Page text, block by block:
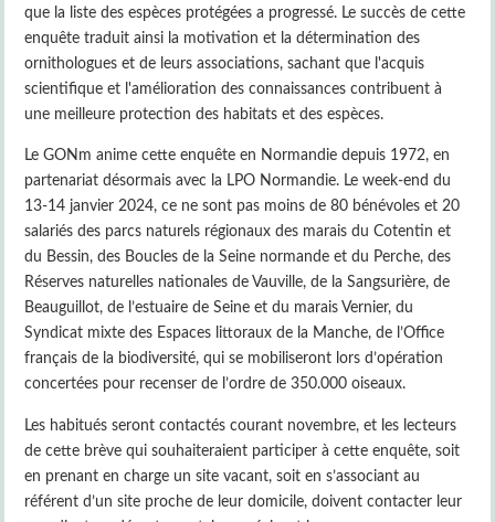
que la liste des espèces protégées a progressé. Le succès de cette
enquête traduit ainsi la motivation et la détermination des
ornithologues et de leurs associations, sachant que l'acquis
scientifique et l'amélioration des connaissances contribuent à
une meilleure protection des habitats et des espèces.
Le GONm anime cette enquête en Normandie depuis 1972, en
partenariat désormais avec la LPO Normandie. Le week-end du
13-14 janvier 2024, ce ne sont pas moins de 80 bénévoles et 20
salariés des parcs naturels régionaux des marais du Cotentin et
du Bessin, des Boucles de la Seine normande et du Perche, des
Réserves naturelles nationales de Vauville, de la Sangsurière, de
Beauguillot, de l’estuaire de Seine et du marais Vernier, du
Syndicat mixte des Espaces littoraux de la Manche, de l’Office
français de la biodiversité, qui se mobiliseront lors d’opération
concertées pour recenser de l’ordre de 350.000 oiseaux.
Les habitués seront contactés courant novembre, et les lecteurs
de cette brève qui souhaiteraient participer à cette enquête, soit
en prenant en charge un site vacant, soit en s’associant au
référent d’un site proche de leur domicile, doivent contacter leur